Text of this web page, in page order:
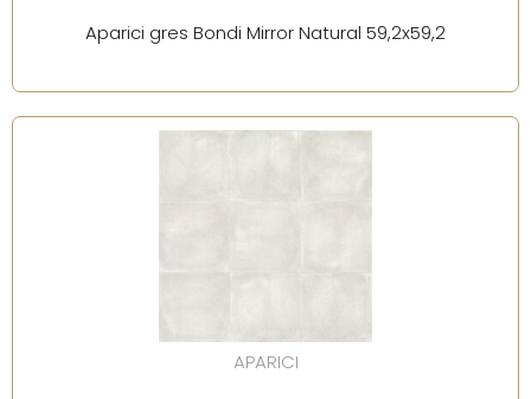
Aparici gres Bondi Mirror Natural 59,2x59,2
APARICI